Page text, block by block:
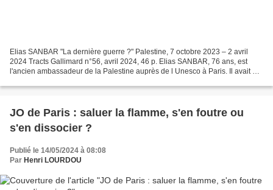
Elias SANBAR "La dernière guerre ?" Palestine, 7 octobre 2023 – 2 avril
2024 Tracts Gallimard n°56, avril 2024, 46 p. Elias SANBAR, 76 ans, est
l'ancien ambassadeur de la Palestine auprès de l Unesco à Paris. Il avait 14
JO de Paris : saluer la flamme, s'en foutre ou
s'en dissocier ?
Publié le 14/05/2024 à 08:08
Par Henri LOURDOU